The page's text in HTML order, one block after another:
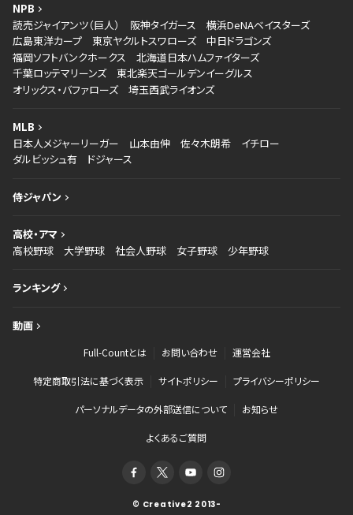
NPB
読売ジャイアンツ（巨人）
阪神タイガース
横浜DeNAベイスターズ
広島東洋カープ
東京ヤクルトスワローズ
中日ドラゴンズ
福岡ソフトバンクホークス
北海道日本ハムファイターズ
千葉ロッテマリーンズ
東北楽天ゴールデンイーグルス
オリックス・バファローズ
埼玉西武ライオンズ
MLB
日本人メジャーリーガー
山本由伸 佐々木朗希
イチロー
ダルビッシュ有
ドジャース
侍ジャパン
高校・アマ
高校野球
大学野球 社会人野球 女子野球 少年野球
ランキング
動画
Full-Countとは お問い合わせ 運営会社
特定商取引法に基づく表示 サイトポリシー プライバシーポリシー
パーソナルデータの外部送信について お知らせ
よくあるご質問
© Creative2 2013-